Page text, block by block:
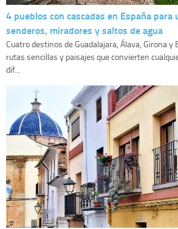
4 pueblos con cascadas en España para
senderos, miradores y saltos de agua
Cuatro destinos de Guadalajara, Álava, Girona y
rutas sencillas y paisajes que convierten
dif...